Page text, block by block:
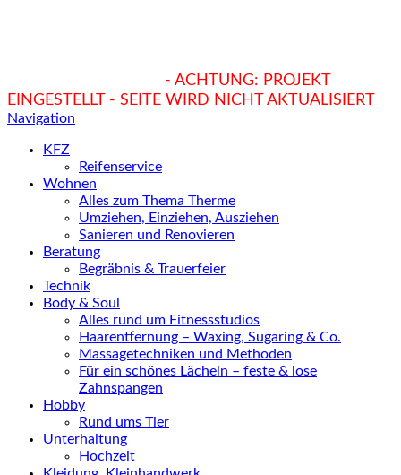
- ACHTUNG: PROJEKT
EINGESTELLT - SEITE WIRD NICHT AKTUALISIERT
Navigation
KFZ
Reifenservice
Wohnen
Alles zum Thema Therme
Umziehen, Einziehen, Ausziehen
Sanieren und Renovieren
Beratung
Begräbnis & Trauerfeier
Technik
Body & Soul
Alles rund um Fitnessstudios
Haarentfernung – Waxing, Sugaring & Co.
Massagetechniken und Methoden
Für ein schönes Lächeln – feste & lose
Zahnspangen
Hobby
Rund ums Tier
Unterhaltung
Hochzeit